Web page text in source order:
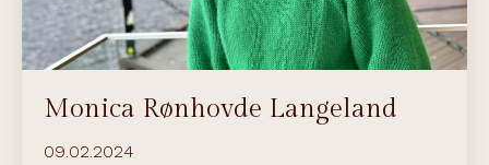
Monica Rønhovde Langeland
09.02.2024